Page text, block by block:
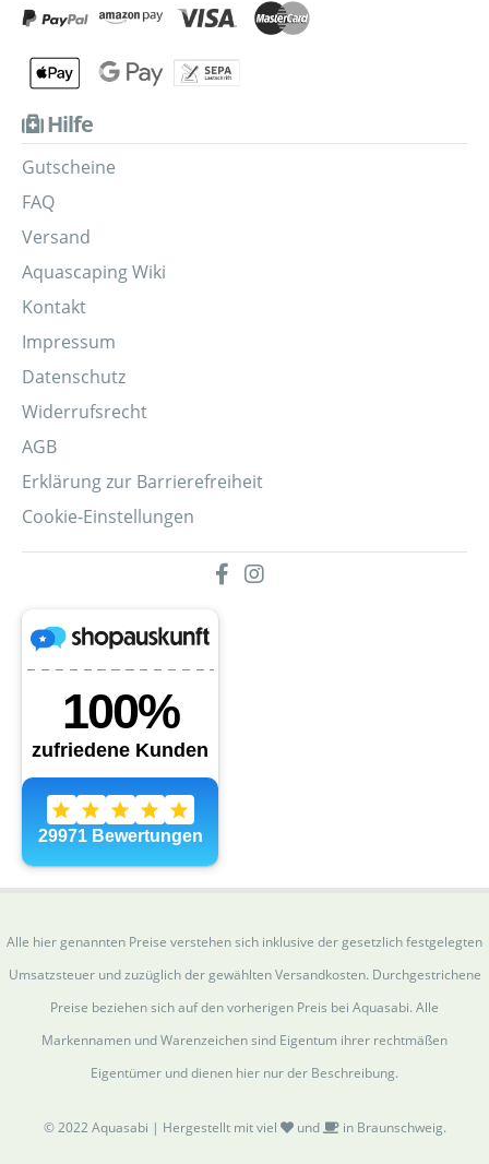
Hilfe
Gutscheine
FAQ
Versand
Aquascaping Wiki
Kontakt
Impressum
Datenschutz
Widerrufsrecht
AGB
Erklärung zur Barrierefreiheit
Cookie-Einstellungen
Alle hier genannten Preise verstehen sich inklusive der gesetzlich festgelegten
Umsatzsteuer und zuzüglich der gewählten Versandkosten. Durchgestrichene
Preise beziehen sich auf den vorherigen Preis bei Aquasabi. Alle
Markennamen und Warenzeichen sind Eigentum ihrer rechtmäßen
Eigentümer und dienen hier nur der Beschreibung.
© 2022 Aquasabi | Hergestellt mit viel und in Braunschweig.